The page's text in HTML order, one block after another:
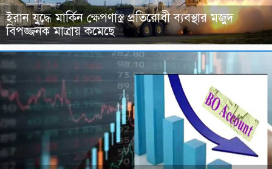
ইরান যুদ্ধে মার্কিন ক্ষেপণাস্ত্র প্রতিরোধী ব্যবস্থার মজুদ
বিপজ্জনক মাত্রায় কমেছে